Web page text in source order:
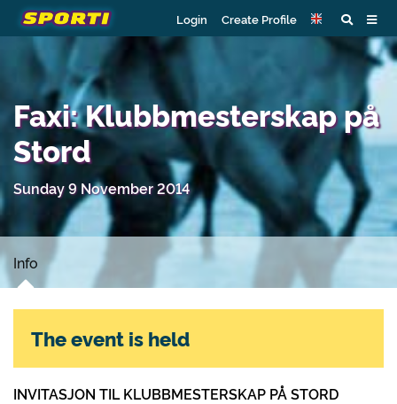
Login Create Profile
Faxi: Klubbmesterskap på
Stord
Sunday 9 November 2014
Info
INVITASJON TIL KLUBBMESTERSKAP PÅ STORD
The event is held